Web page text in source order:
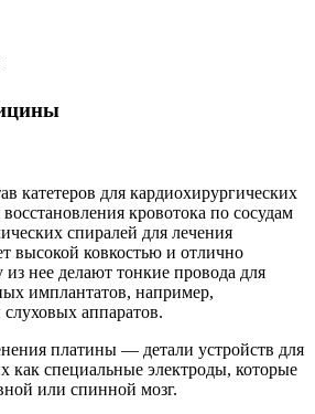
катетеров для кардиохирургических
кровотока по сосудам
спиралей для лечения
высокой ковкостью и отлично
нее делают тонкие провода для
имплантатов, например,
аппаратов.
платины — детали устройств для
как специальные электроды, которые
или спинной мозг.